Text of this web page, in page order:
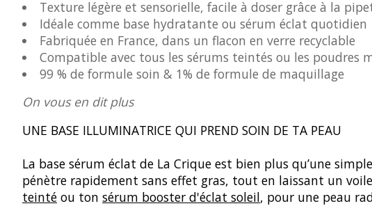
Texture légère et sensorielle, facile à doser grâce à la
Idéale comme base hydratante ou sérum éclat quotidien
Fabriquée en France, dans un flacon en verre recyclable
Compatible avec tous les sérums teintés ou les poudres
99 % de formule soin & 1% de formule de maquillage
On vous en dit plus
UNE BASE ILLUMINATRICE QUI PREND SOIN DE TA PEAU
La base sérum éclat de La Crique est bien plus qu’une
pénètre rapidement sans effet gras, tout en laissant un
teinté ou ton sérum booster d'éclat soleil, pour une peau